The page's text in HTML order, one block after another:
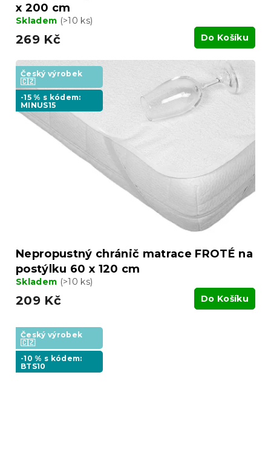
x 200 cm
Skladem (>10 ks)
269 Kč Do Košíku
Český výrobek
🇨🇿
-15 % s kódem:
MINUS15
Nepropustný chránič matrace FROTÉ na
postýlku 60 x 120 cm
Skladem (>10 ks)
209 Kč Do Košíku
Český výrobek
🇨🇿
-10 % s kódem:
BTS10